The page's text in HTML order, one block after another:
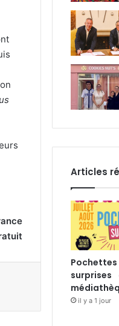
Articles
Pochettes
surprises
il y a 1 jour